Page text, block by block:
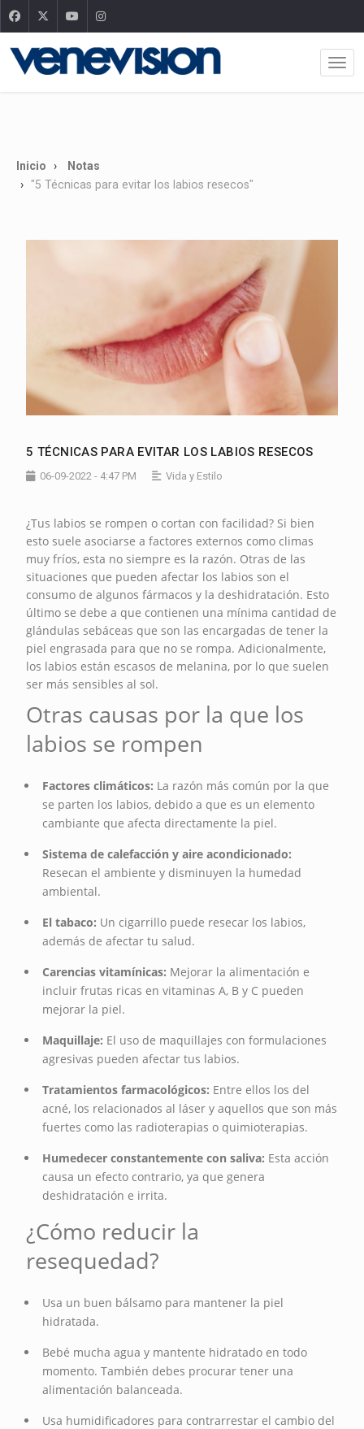
Inicio
Notas
"5 Técnicas para evitar los labios resecos"
5 TÉCNICAS PARA EVITAR LOS LABIOS RESECOS
06-09-2022 - 4:47 PM Vida y Estilo
¿Tus labios se rompen o cortan con facilidad? Si bien
esto suele asociarse a factores externos como climas
muy fríos, esta no siempre es la razón. Otras de las
situaciones que pueden afectar los labios son el
consumo de algunos fármacos y la deshidratación. Esto
último se debe a que contienen una mínima cantidad de
glándulas sebáceas que son las encargadas de tener la
piel engrasada para que no se rompa. Adicionalmente,
los labios están escasos de melanina, por lo que suelen
ser más sensibles al sol.
Otras causas por la que los
labios se rompen
Factores climáticos: La razón más común por la que
se parten los labios, debido a que es un elemento
cambiante que afecta directamente la piel.
Sistema de calefacción y aire acondicionado:
Resecan el ambiente y disminuyen la humedad
ambiental.
El tabaco: Un cigarrillo puede resecar los labios,
además de afectar tu salud.
Carencias vitamínicas: Mejorar la alimentación e
incluir frutas ricas en vitaminas A, B y C pueden
mejorar la piel.
Maquillaje: El uso de maquillajes con formulaciones
agresivas pueden afectar tus labios.
Tratamientos farmacológicos: Entre ellos los del
acné, los relacionados al láser y aquellos que son más
fuertes como las radioterapias o quimioterapias.
Humedecer constantemente con saliva: Esta acción
causa un efecto contrario, ya que genera
deshidratación e irrita.
¿Cómo reducir la
resequedad?
Usa un buen bálsamo para mantener la piel
hidratada.
Bebé mucha agua y mantente hidratado en todo
momento. También debes procurar tener una
alimentación balanceada.
Usa humidificadores para contrarrestar el cambio del